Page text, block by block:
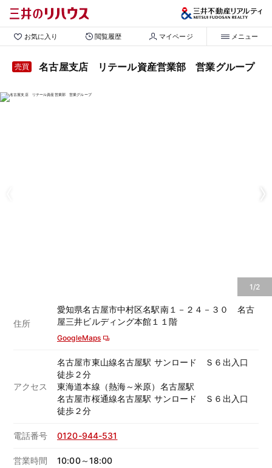
お気に入り 閲覧履歴 マイページ メニュー
売買 名古屋支店 リテール資産営業部 営業グループ
1/2
住所
愛知県名古屋市中村区名駅南１－２４－３０ 名古
屋三井ビルディング本館１１階
GoogleMaps
アクセス
名古屋市東山線名古屋駅 サンロード Ｓ６出入口
徒歩２分
東海道本線（熱海～米原）名古屋駅
名古屋市桜通線名古屋駅 サンロード Ｓ６出入口
徒歩２分
電話番号 0120-944-531
営業時間 10:00～18:00